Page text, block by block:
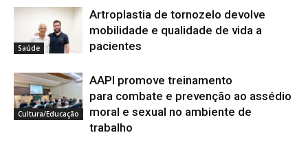
Saúde
Artroplastia de tornozelo devolve
mobilidade e qualidade de vida a
pacientes
Cultura/Educação
AAPI promove treinamento
para combate e prevenção ao assédio
moral e sexual no ambiente de
trabalho